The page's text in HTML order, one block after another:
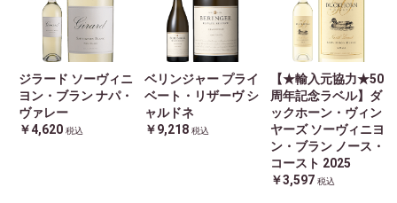
ジラード ソーヴィニ
ヨン・ブラン ナパ・
ヴァレー
￥4,620 税込
ベリンジャー プライ
ベート・リザーヴ シ
ャルドネ
￥9,218 税込
【★輸入元協力★50
周年記念ラベル】ダ
ックホーン・ヴィン
ヤーズ ソーヴィニヨ
ン・ブラン ノース・
コースト 2025
￥3,597 税込